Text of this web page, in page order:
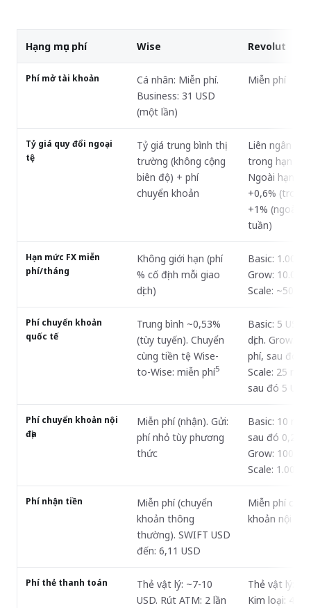
Hạng mục phí Wise Revolut
Phí mở tài khoản
Cá nhân: Miễn phí.
Business: 31 USD
(một lần)
Miễn phí
Tỷ giá quy đổi ngoại
tệ
Tỷ giá trung bình thị
trường (không cộng
biên độ) + phí
chuyển khoản
Liên ngân
trong hạn
Ngoài hạn
+0,6% (trong
+1% (ngoài
tuần)
Hạn mức FX miễn
phí/tháng
Không giới hạn (phí
% cố định mỗi giao
dịch)
Basic: 1.000
Grow: 10.000
Scale:
Phí chuyển khoản
quốc tế
Trung bình ~0,53%
(tùy tuyến). Chuyển
cùng tiền tệ Wise-
to-Wise: miễn phí5
Basic: 5
dịch. Grow: 5
phí, sau đó 5
Scale: 25
sau đó 5 USD
Phí chuyển khoản nội
địa
Miễn phí (nhận). Gửi:
phí nhỏ tùy phương
thức
Basic: 10
sau đó 0,20
Grow: 100
Scale: 1.000
Phí nhận tiền
Miễn phí (chuyển
khoản thông
thường). SWIFT USD
đến: 6,11 USD
Miễn phí cho
khoản nội địa
Phí thẻ thanh toán
Thẻ vật lý: ~7-10
USD. Rút ATM: 2 lần
Thẻ vật lý:
Kim loại: 49